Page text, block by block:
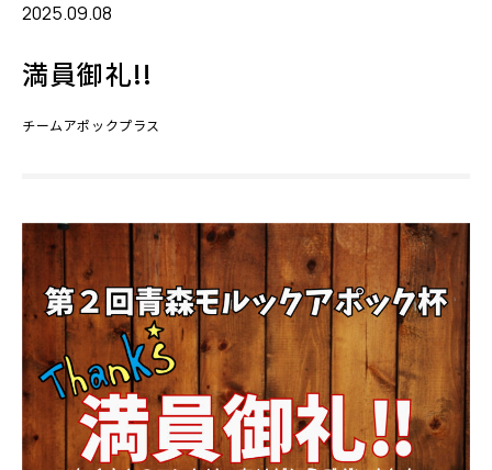
2025.09.08
満員御礼!!
チームアポックプラス